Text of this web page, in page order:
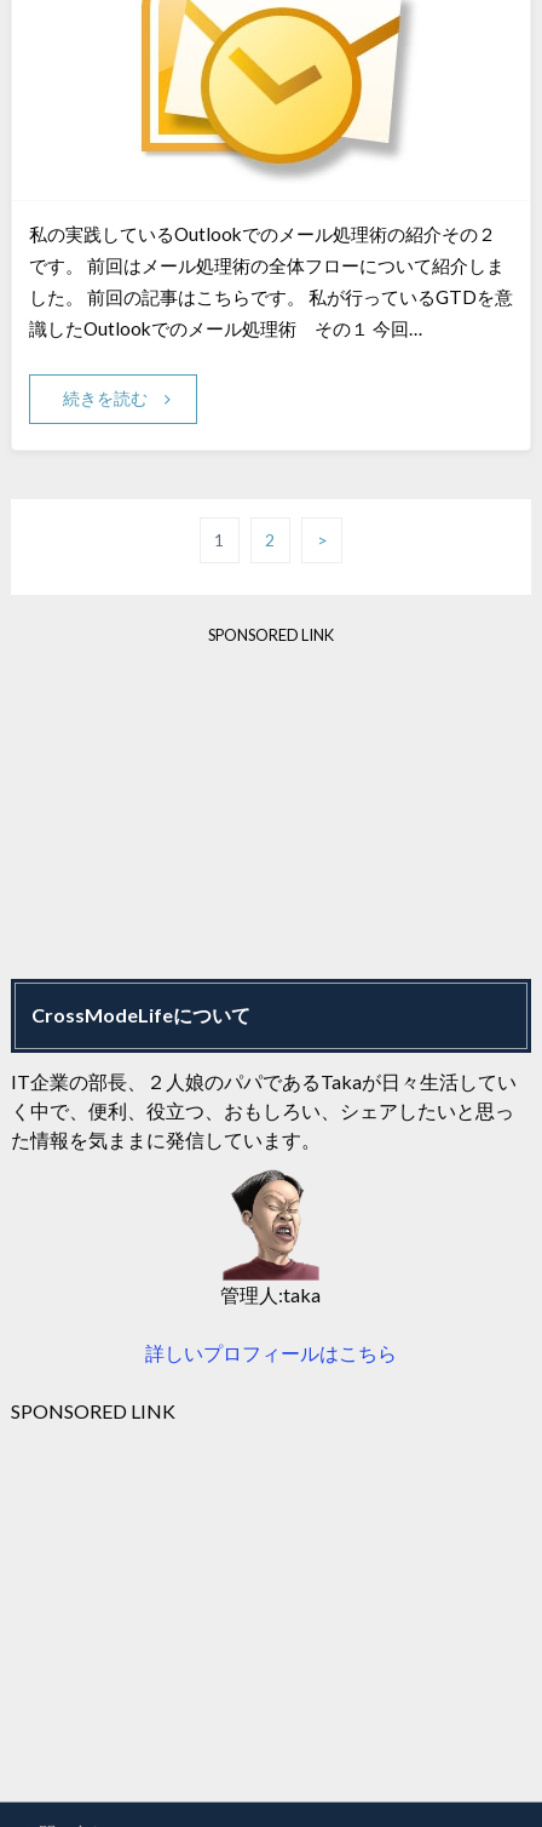
私の実践しているOutlookでのメール処理術の紹介その２
です。 前回はメール処理術の全体フローについて紹介しま
した。 前回の記事はこちらです。 私が行っているGTDを意
識したOutlookでのメール処理術 その１ 今回…
続きを読む
1 2 >
SPONSORED LINK
CrossModeLifeについて
IT企業の部長、２人娘のパパであるTakaが日々生活してい
く中で、便利、役立つ、おもしろい、シェアしたいと思っ
た情報を気ままに発信しています。
管理人:taka
詳しいプロフィールはこちら
SPONSORED LINK